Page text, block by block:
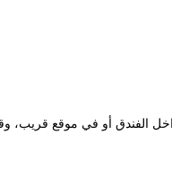
الفندق أو في موقع